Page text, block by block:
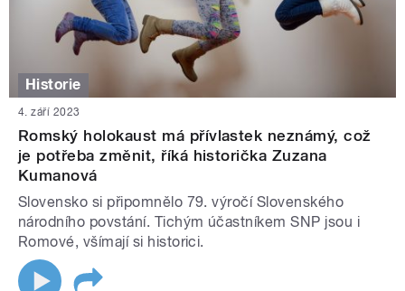
Historie
4. září 2023
Romský holokaust má přívlastek neznámý, což
je potřeba změnit, říká historička Zuzana
Kumanová
Slovensko si připomnělo 79. výročí Slovenského
národního povstání. Tichým účastníkem SNP jsou i
Romové, všímají si historici.